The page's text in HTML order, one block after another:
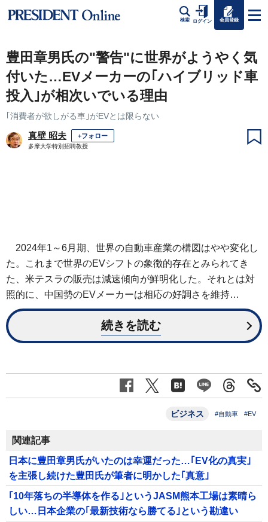
検索 ログイン 会員登録
豊田章男氏の"警告"に世界がようやく気
付いた…EVメーカーの｢ハイブリッド車
投入｣が相次いでいる理由
｢消費者が欲しがる車｣がEVとは限らない
真壁 昭夫 +フォロー
多摩大学特別招聘教授
2024年1～6月期、世界の自動車産業の構図はやや変化し
た。これまで世界のEVシフトの象徴的存在とみられてき
た、米テスラの販売は減速傾向が鮮明化した。それとは対
照的に、中国勢のEVメーカーは相応の好調さを維持…
続きを読む
ビジネス #自動車 #EV
関連記事
日本に豊田章男氏がいたのは幸運だった…｢EV化の真実｣
を主張し続けた豊田氏が筆者に明かした｢真意｣
｢10年落ちの半導体を作る｣というJASM熊本工場は素晴ら
しい…日本企業の｢最新技術なら勝てる｣という勘違い